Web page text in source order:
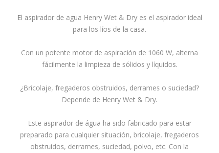
El aspirador de agua Henry Wet & Dry es el aspirador ideal
para los líos de la casa.
Con un potente motor de aspiración de 1060 W, alterna
fácilmente la limpieza de sólidos y líquidos.
¿Bricolaje, fregaderos obstruidos, derrames o suciedad?
Depende de Henry Wet & Dry.
Este aspirador de água ha sido fabricado para estar
preparado para cualquier situación, bricolaje, fregaderos
obstruidos, derrames, suciedad, polvo, etc. Con la